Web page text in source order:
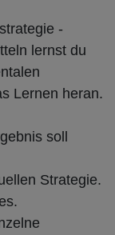
-
lernst du
Lernen heran.
soll
Strategie.